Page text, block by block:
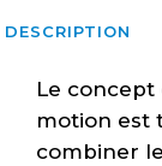
DESCRIPTION
Le
motion est
combiner